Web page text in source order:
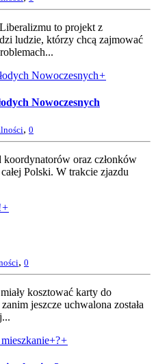
to projekt z
ludzie, którzy chcą zajmować
+
Nowoczesnych
, 0
koordynatorów oraz członków
Polski. W trakcie zjazdu
+
, 0
kosztować karty do
jeszcze uchwalona została
+